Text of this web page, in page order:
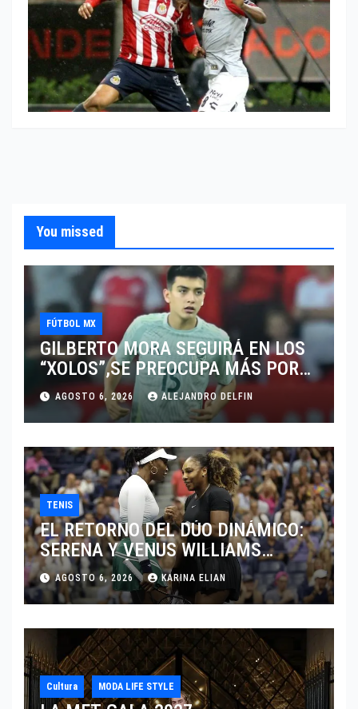
You missed
FÚTBOL MX
GILBERTO MORA SEGUIRÁ EN LOS
“XOLOS”,SE PREOCUPA MÁS POR
JUGAR EN SU EQUIPO.
AGOSTO 6, 2026 ALEJANDRO DELFIN
TENIS
EL RETORNO DEL DÚO DINÁMICO:
SERENA Y VENUS WILLIAMS
DISPUTARÁN LOS DOBLES EN
CINCINNATI 2026
AGOSTO 6, 2026 KARINA ELIAN
Cultura MODA LIFE STYLE